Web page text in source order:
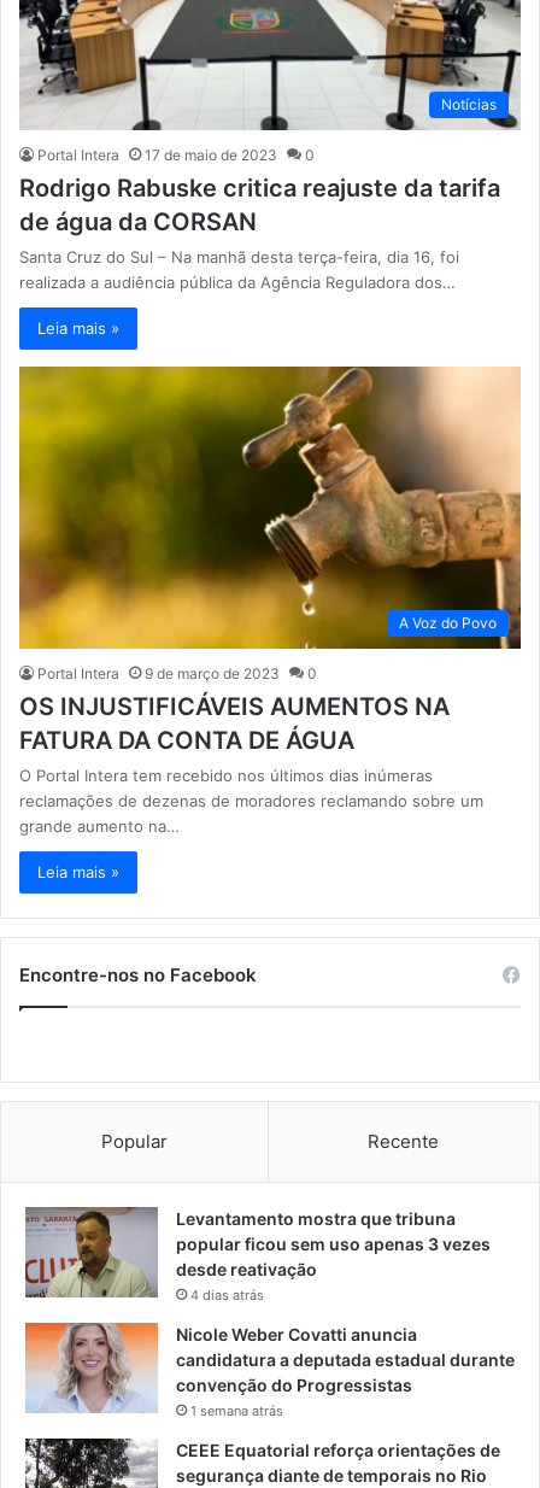
Notícias
Portal Intera 17 de maio de 2023 0
Rodrigo Rabuske critica reajuste da tarifa
de água da CORSAN
Santa Cruz do Sul – Na manhã desta terça-feira, dia 16, foi
realizada a audiência pública da Agência Reguladora dos…
Leia mais »
A Voz do Povo
Portal Intera 9 de março de 2023 0
OS INJUSTIFICÁVEIS AUMENTOS NA
FATURA DA CONTA DE ÁGUA
O Portal Intera tem recebido nos últimos dias inúmeras
reclamações de dezenas de moradores reclamando sobre um
grande aumento na…
Leia mais »
Encontre-nos no Facebook
Popular Recente
Levantamento mostra que tribuna
popular ficou sem uso apenas 3 vezes
desde reativação
4 dias atrás
Nicole Weber Covatti anuncia
candidatura a deputada estadual durante
convenção do Progressistas
1 semana atrás
CEEE Equatorial reforça orientações de
segurança diante de temporais no Rio